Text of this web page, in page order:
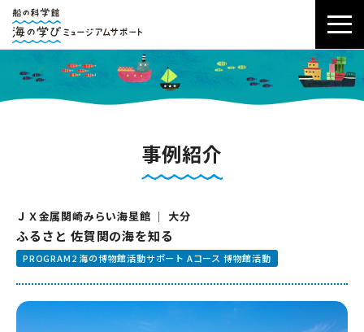
事例紹介
ＪＸ金属関崎みらい海星館 ｜ 大分
ふるさと 佐賀関の海を知る
PROGRAM2 海の博物館活動サポート Aコース 博物館活動